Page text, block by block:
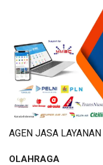
AGEN JASA LAYANAN
OLAHRAGA